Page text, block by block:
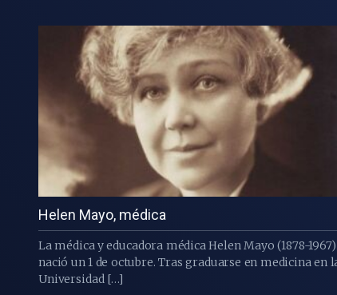
Helen Mayo, médica
La médica y educadora médica Helen Mayo (1878-1967)
nació un 1 de octubre. Tras graduarse en medicina en
Universidad […]